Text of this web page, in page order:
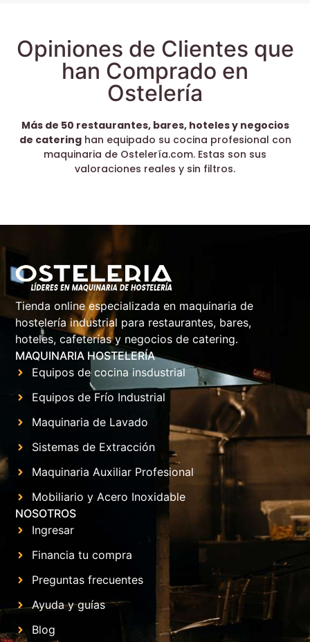
Opiniones de Clientes que
han Comprado en
Ostelería
Más de 50 restaurantes, bares, hoteles y negocios
de cateringhan equipado su cocina profesional con
maquinaria de Ostelería.com. Estas son sus
valoraciones reales y sin filtros.
Tienda online especializada en maquinaria de
hostelería industrial para restaurantes, bares,
hoteles, cafeterías y negocios de catering.
MAQUINARIA HOSTELERÍA
Equipos de cocina insdustrial
Equipos de Frío Industrial
Maquinaria de Lavado
Sistemas de Extracción
Maquinaria Auxiliar Profesional
Mobiliario y Acero Inoxidable
NOSOTROS
Ingresar
Financia tu compra
Preguntas frecuentes
Ayuda y guías
Blog